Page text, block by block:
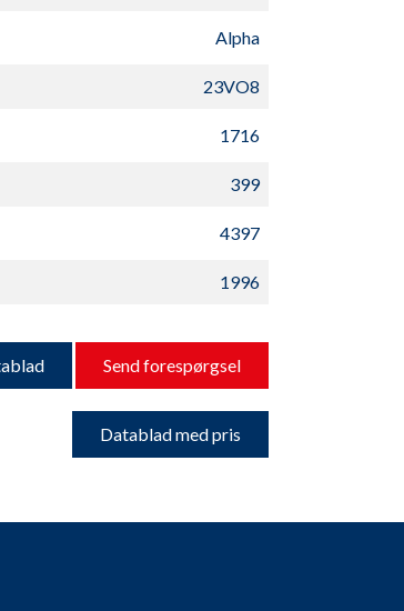
Alpha
23VO8
1716
399
4397
1996
Send forespørgsel
Datablad med pris